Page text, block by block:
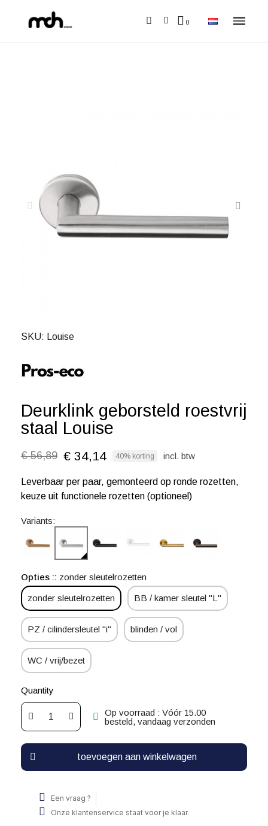
SKU Louise
Deurklink geborsteld roestvrij
staal Louise
€ 56,89 € 34,14 40% korting incl. btw
Leverbaar per paar, gemonteerd op ronde rozetten,
keuze uit functionele rozetten (optioneel)
Variants:
Opties : zonder sleutelrozetten
zonder sleutelrozetten BB / kamer sleutel "L"
PZ / cilindersleutel "i" blinden / vol
WC / vrij/bezet
Quantity
Op voorraad : Vóór 15.00
besteld, vandaag verzonden
toevoegen aan winkelwagen
Een vraag ?
Onze klantenservice staat voor je klaar.